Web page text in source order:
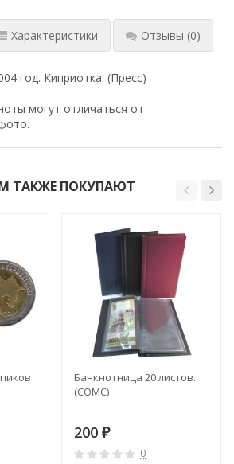
Характеристики Отзывы (0)
год. Киприотка. (Пресс)
могут отличаться от
ТАКЖЕ ПОКУПАЮТ
Банкнотница 20 листов.
(СОМС)
200 ₽
0